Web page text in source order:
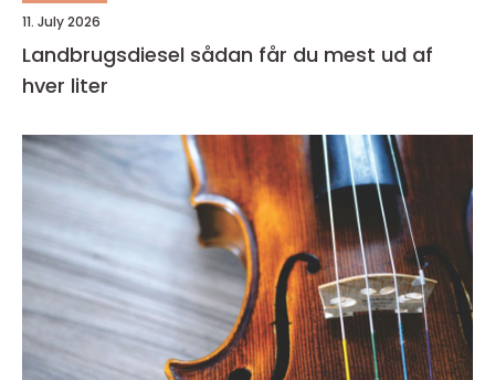
11. July 2026
Landbrugsdiesel sådan får du mest ud af
hver liter